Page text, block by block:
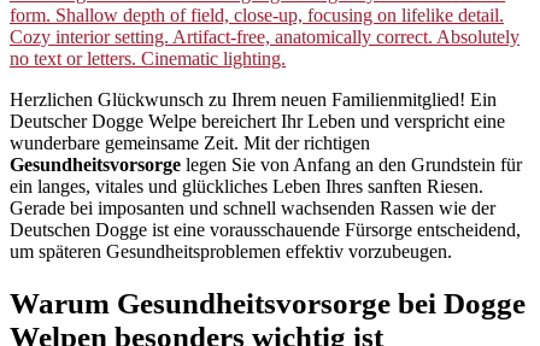
Herzlichen Glückwunsch zu Ihrem neuen Familienmitglied! Ein
Deutscher Dogge Welpe bereichert Ihr Leben und verspricht eine
wunderbare gemeinsame Zeit. Mit der richtigen
Gesundheitsvorsorge legen Sie von Anfang an den Grundstein für
ein langes, vitales und glückliches Leben Ihres sanften Riesen.
Gerade bei imposanten und schnell wachsenden Rassen wie der
Deutschen Dogge ist eine vorausschauende Fürsorge entscheidend,
um späteren Gesundheitsproblemen effektiv vorzubeugen.
Warum Gesundheitsvorsorge bei Dogge
Welpen besonders wichtig ist